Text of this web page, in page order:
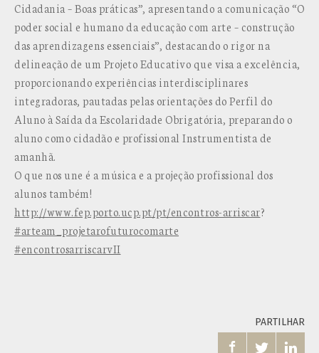
Cidadania – Boas práticas”, apresentando a comunicação “O
poder social e humano da educação com arte – construção
das aprendizagens essenciais”, destacando o rigor na
delineação de um Projeto Educativo que visa a excelência,
proporcionando experiências interdisciplinares
integradoras, pautadas pelas orientações do Perfil do
Aluno à Saída da Escolaridade Obrigatória, preparando o
aluno como cidadão e profissional Instrumentista de
amanhã.
O que nos une é a música e a projeção profissional dos
alunos também!
http://www.fep.porto.ucp.pt/pt/encontros-arriscar?
#arteam_projetarofuturocomarte
#encontrosarriscarvII
PARTILHAR
  